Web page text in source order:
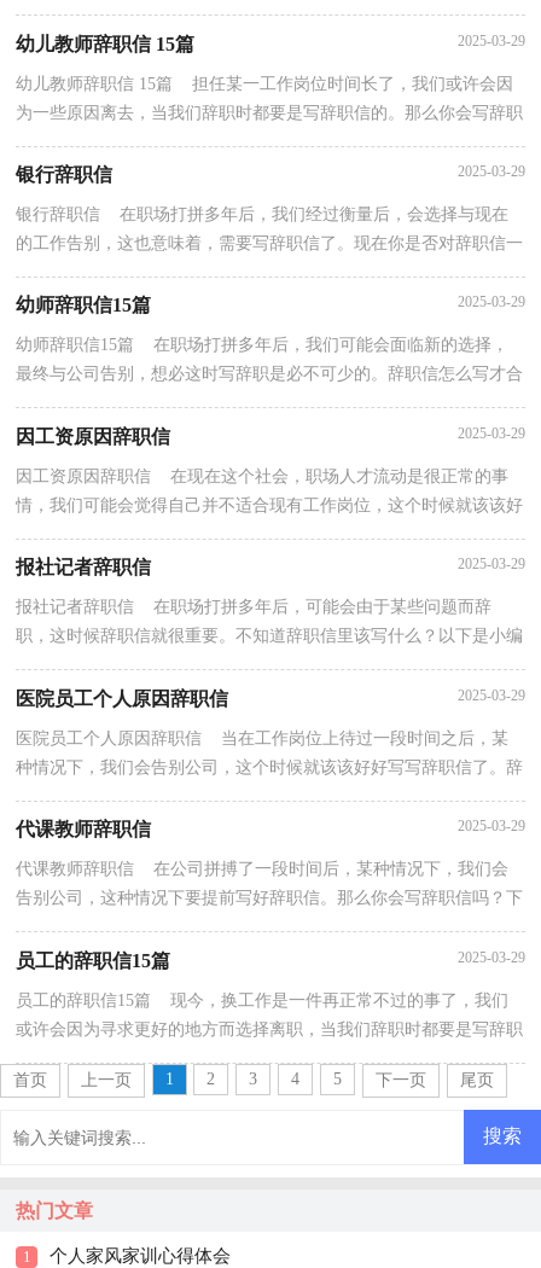
是苦于写不出正规的辞职信呢？以下是小编整理的医院...
幼儿教师辞职信 15篇 2025-03-29
幼儿教师辞职信 15篇 担任某一工作岗位时间长了，我们或许会因
为一些原因离去，当我们辞职时都要是写辞职信的。那么你会写辞职
银行辞职信 2025-03-29
银行辞职信 在职场打拼多年后，我们经过衡量后，会选择与现在
的工作告别，这也意味着，需要写辞职信了。现在你是否对辞职信一
幼师辞职信15篇 2025-03-29
幼师辞职信15篇 在职场打拼多年后，我们可能会面临新的选择，
最终与公司告别，想必这时写辞职是必不可少的。辞职信怎么写才合
适呢？以下是小编帮大家整理的幼师辞职信，欢迎阅读与...
因工资原因辞职信 2025-03-29
因工资原因辞职信 在现在这个社会，职场人才流动是很正常的事
情，我们可能会觉得自己并不适合现有工作岗位，这个时候就该该好
报社记者辞职信 2025-03-29
报社记者辞职信 在职场打拼多年后，可能会由于某些问题而辞
职，这时候辞职信就很重要。不知道辞职信里该写什么？以下是小编
为大家整理的报社记者辞职信，欢迎大家分享。报社记者...
医院员工个人原因辞职信 2025-03-29
医院员工个人原因辞职信 当在工作岗位上待过一段时间之后，某
种情况下，我们会告别公司，这个时候就该该好好写写辞职信了。辞
代课教师辞职信 2025-03-29
代课教师辞职信 在公司拼搏了一段时间后，某种情况下，我们会
告别公司，这种情况下要提前写好辞职信。那么你会写辞职信吗？下
面是小编精心整理的代课教师辞职信，欢迎阅读与收藏。...
员工的辞职信15篇 2025-03-29
员工的辞职信15篇 现今，换工作是一件再正常不过的事了，我们
或许会因为寻求更好的地方而选择离职，当我们辞职时都要是写辞职
首页
上一页 1 2 3 4 5 下一页 尾页
热门文章
1 个人家风家训心得体会